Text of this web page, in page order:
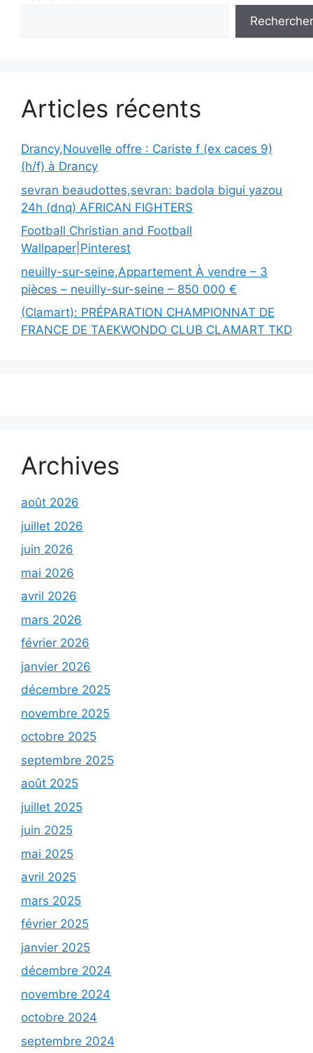
Rechercher
Articles récents
Drancy,Nouvelle offre : Cariste f (ex caces 9)
(h/f) à Drancy
sevran beaudottes,sevran: badola bigui yazou
24h (dnq) AFRICAN FIGHTERS
Football Christian and Football
Wallpaper|Pinterest
neuilly-sur-seine,Appartement À vendre – 3
pièces – neuilly-sur-seine – 850 000 €
(Clamart): PRÉPARATION CHAMPIONNAT DE
FRANCE DE TAEKWONDO CLUB CLAMART TKD
Archives
août 2026
juillet 2026
juin 2026
mai 2026
avril 2026
mars 2026
février 2026
janvier 2026
décembre 2025
novembre 2025
octobre 2025
septembre 2025
août 2025
juillet 2025
juin 2025
mai 2025
avril 2025
mars 2025
février 2025
janvier 2025
décembre 2024
novembre 2024
octobre 2024
septembre 2024